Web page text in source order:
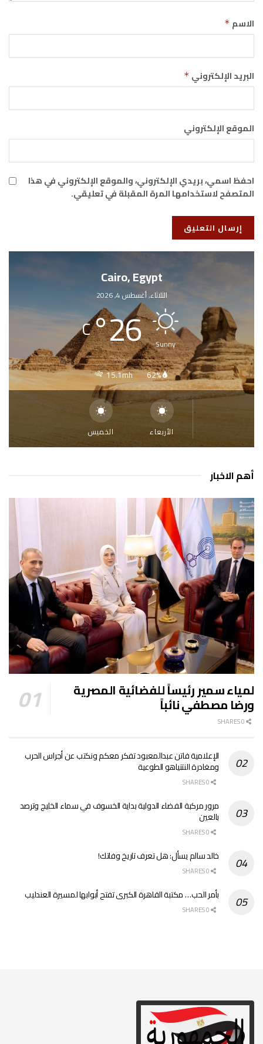
الاسم *
البريد الإلكتروني *
الموقع الإلكتروني
احفظ اسمي، بريدي الإلكتروني، والموقع الإلكتروني في هذا
المتصفح لاستخدامها المرة المقبلة في تعليقي.
Cairo, Egypt
الثلاثاء, أغسطس 4, 2026
Sunny
26
°
C
62%
15.1mh
الأربعاء الخميس
أهم الاخبار
لمياء سمير رئيساً للفضائية المصرية
ورضا مصطفي نائباً
الإعلامية فاتن عبدالمعبود تفكر معكم ونكتب عن أجراس الحرب
ومغادرة النتنياهو الطوعية
مرور مركبة الفضاء الدولية بداية الخسوف في سماء الخليج وترصد
بالعين
خالد سالم يسأل: هل تعرف تاريخ وفاتك!
بأمر الحب… مكتبة القاهرة الكبرى تفتح أبوابها لمسيرة العندليب